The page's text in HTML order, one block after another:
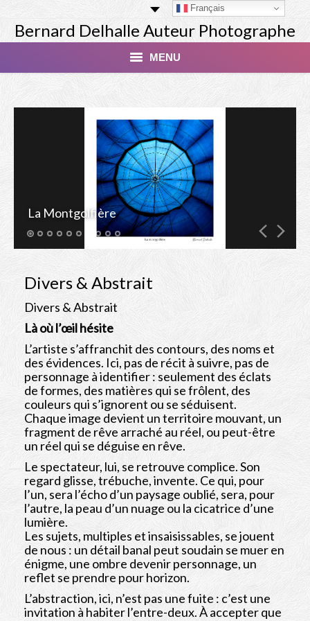
Bernard Delhalle Auteur Photographe
MENU
Masterclass
Tirage Finart Nu
Tirage Paysages
Studio
Livres
Albums
Bio
Contact
Shop
La Montgolfière
Divers & Abstrait
Divers & Abstrait
Là où l’œil hésite
L’artiste s’affranchit des contours, des noms et
des évidences. Ici, pas de récit à suivre, pas de
personnage à identifier : seulement des éclats
de formes, des matières qui se frôlent, des
couleurs qui s’ignorent ou se séduisent.
Chaque image devient un territoire mouvant, un
fragment de rêve arraché au réel, ou peut-être
un réel qui se déguise en rêve.
Le spectateur, lui, se retrouve complice. Son
regard glisse, trébuche, invente. Ce qui, pour
l’un, sera l’écho d’un paysage oublié, sera, pour
l’autre, la peau d’un nuage ou la cicatrice d’une
lumière.
Les sujets, multiples et insaisissables, se jouent
de nous : un détail banal peut soudain se muer en
énigme, une ombre devenir personnage, un
reflet se prendre pour horizon.
L’abstraction, ici, n’est pas une fuite : c’est une
invitation à habiter l’entre-deux. À accepter que
Français